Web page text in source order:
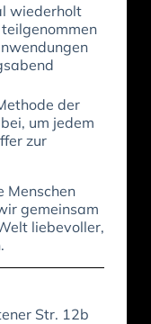
wiederholt
der
um jedem
zur
Menschen
gemeinsam
liebevoller,
Str. 12b